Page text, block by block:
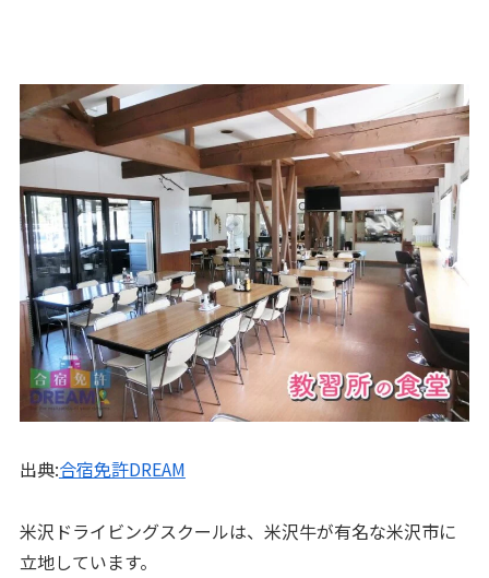
出典:合宿免許DREAM
米沢ドライビングスクールは、米沢牛が有名な米沢市に
立地しています。